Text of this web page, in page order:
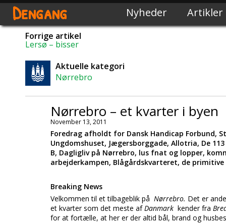
Dengang Nyheder Artikler
Forrige artikel
Lersø – bisser
Aktuelle kategori
Nørrebro
Nørrebro – et kvarter i byen
November 13, 2011
Foredrag afholdt for Dansk Handicap Forbund,
Ungdomshuset, Jægersborggade, Allotria, De
B, Dagligliv på Nørrebro, lus fnat og lopper,
arbejderkampen, Blågårdskvarteret, de
Breaking News
Velkommen til et tilbageblik på Nørrebro. Det er
et kvarter som det meste afDanmark kender fra
for at fortælle, at her er der altid bål, brand og